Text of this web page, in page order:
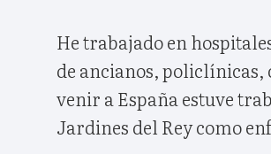
He trabajado en
de ancianos, policlínicas,
venir a España estuve
Jardines del Rey como